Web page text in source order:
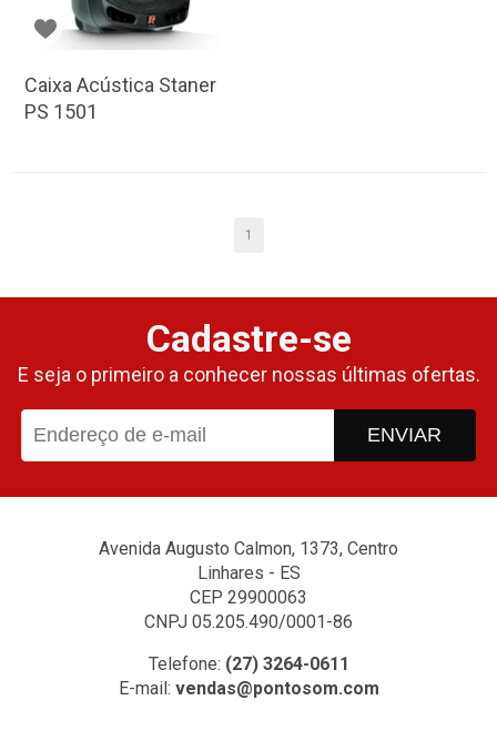
Caixa Acústica Staner
PS 1501
1
Cadastre-se
E seja o primeiro a conhecer nossas últimas ofertas.
ENVIAR
Avenida Augusto Calmon, 1373, Centro
Linhares - ES
CEP 29900063
CNPJ 05.205.490/0001-86
Telefone: (27) 3264-0611
E-mail: vendas@pontosom.com